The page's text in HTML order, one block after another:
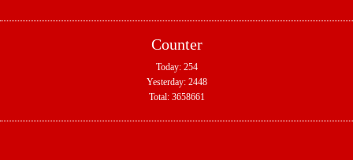
Counter
Today: 254
Yesterday: 2448
Total: 3658661